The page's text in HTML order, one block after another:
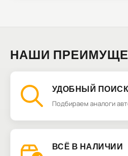
НАШИ
УДОБНЫЙ ПОИСК
Подбираем аналоги
ВСЁ В НАЛИЧИИ